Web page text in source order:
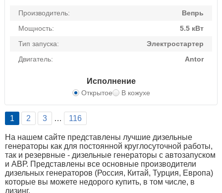
Производитель:
Вепрь
Мощность:
5.5 кВт
Тип запуска:
Электростартер
Двигатель:
Antor
Исполнение
Открытое В кожухе
1 2 3 … 116
На нашем сайте представлены лучшие дизельные
генераторы как для постоянной круглосуточной работы,
так и резервные - дизельные генераторы с автозапуском
и АВР. Представлены все основные производители
дизельных генераторов (Россия, Китай, Турция, Европа)
которые вы можете недорого купить, в том числе, в
лизинг.